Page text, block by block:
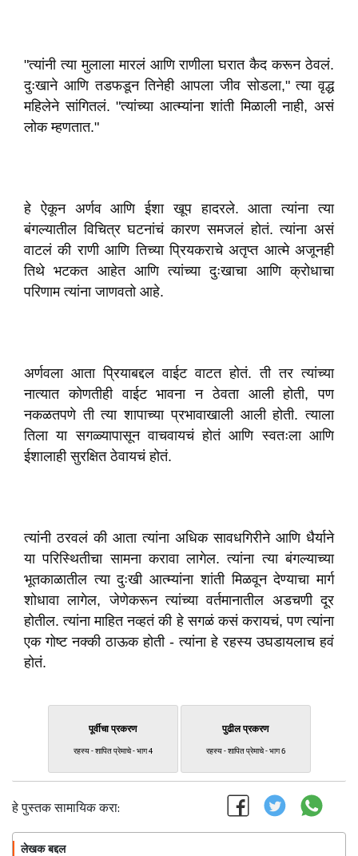
"त्यांनी त्या मुलाला मारलं आणि राणीला घरात कैद करून ठेवलं.
दुःखाने आणि तडफडून तिनेही आपला जीव सोडला," त्या वृद्ध
महिलेने सांगितलं. "त्यांच्या आत्म्यांना शांती मिळाली नाही, असं
लोक म्हणतात."
हे ऐकून अर्णव आणि ईशा खूप हादरले. आता त्यांना त्या
बंगल्यातील विचित्र घटनांचं कारण समजलं होतं. त्यांना असं
वाटलं की राणी आणि तिच्या प्रियकराचे अतृप्त आत्मे अजूनही
तिथे भटकत आहेत आणि त्यांच्या दुःखाचा आणि क्रोधाचा
परिणाम त्यांना जाणवतो आहे.
अर्णवला आता प्रियाबद्दल वाईट वाटत होतं. ती तर त्यांच्या
नात्यात कोणतीही वाईट भावना न ठेवता आली होती, पण
नकळतपणे ती त्या शापाच्या प्रभावाखाली आली होती. त्याला
तिला या सगळ्यापासून वाचवायचं होतं आणि स्वतःला आणि
ईशालाही सुरक्षित ठेवायचं होतं.
त्यांनी ठरवलं की आता त्यांना अधिक सावधगिरीने आणि धैर्याने
या परिस्थितीचा सामना करावा लागेल. त्यांना त्या बंगल्याच्या
भूतकाळातील त्या दुःखी आत्म्यांना शांती मिळवून देण्याचा मार्ग
शोधावा लागेल, जेणेकरून त्यांच्या वर्तमानातील अडचणी दूर
होतील. त्यांना माहित नव्हतं की हे सगळं कसं करायचं, पण त्यांना
एक गोष्ट नक्की ठाऊक होती - त्यांना हे रहस्य उघडायलाच हवं
होतं.
पूर्वीचा प्रकरण
रहस्य - शापित प्रेमाचे - भाग 4
पुढील प्रकरण
रहस्य - शापित प्रेमाचे - भाग 6
हे पुस्तक सामायिक करा:
लेखक बद्दल